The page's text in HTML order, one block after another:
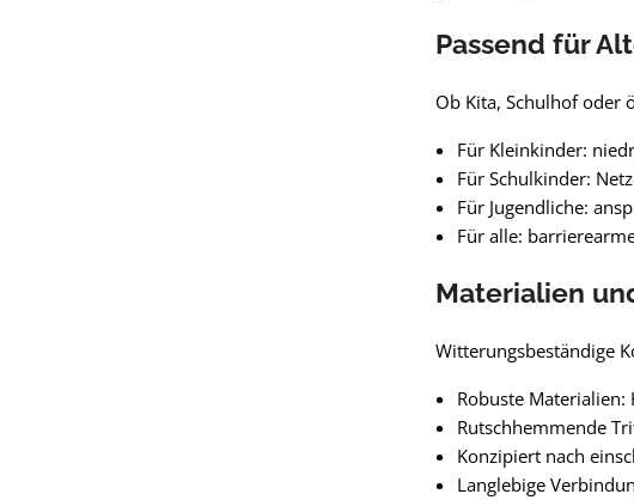
Passend für
Ob Kita, Schulhof oder
Für Kleinkinder:
Für Schulkinder:
Für Jugendliche:
Für alle:
Materialien
Witterungsbeständige
Robuste
Rutschhemmende
Konzipiert nach
Langlebige